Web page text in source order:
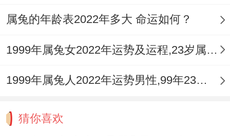
属兔的年龄表2022年多大 命运如何？
1999年属兔女2022年运势及运程,23岁属兔人2022全年每月运势女性如何
1999年属兔人2022年运势男性,99年23岁属兔男2022年每月运程怎么样
猜你喜欢